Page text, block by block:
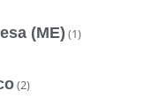
(ME) (1)
(2)